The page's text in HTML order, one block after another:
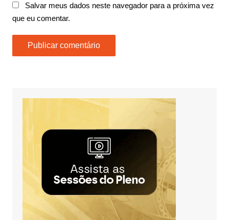
Salvar meus dados neste navegador para a próxima vez
que eu comentar.